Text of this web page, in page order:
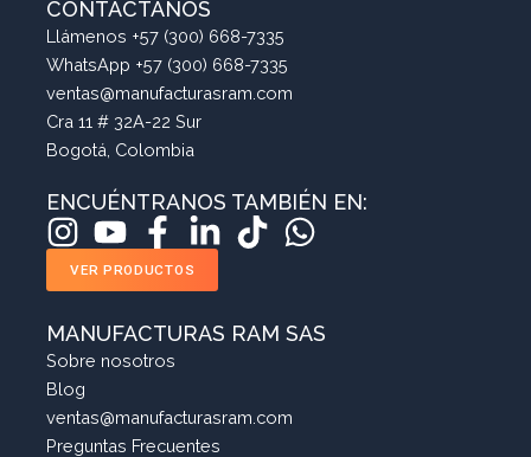
CONTÁCTANOS
Llámenos +57 (300) 668-7335
WhatsApp +57 (300) 668-7335
ventas@manufacturasram.com
Cra 11 # 32A-22 Sur
Bogotá, Colombia
ENCUÉNTRANOS TAMBIÉN EN:
VER PRODUCTOS
MANUFACTURAS RAM SAS
Sobre nosotros
Blog
ventas@manufacturasram.com
Preguntas Frecuentes